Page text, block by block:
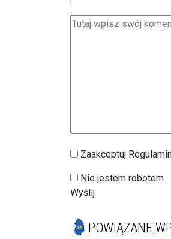
Zaakceptuj
Nie jestem robotem
Wyślij
POWIĄZANE